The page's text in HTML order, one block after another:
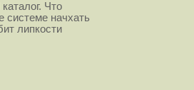
Что
системе начхать
липкости